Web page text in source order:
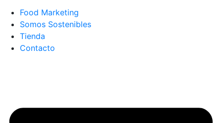
Food Marketing
Somos Sostenibles
Tienda
Contacto